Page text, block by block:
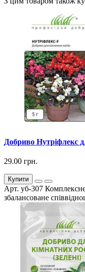
Добриво Нутріфлекс
29.00 грн.
Купити
Арт. уб-307
збалансоване